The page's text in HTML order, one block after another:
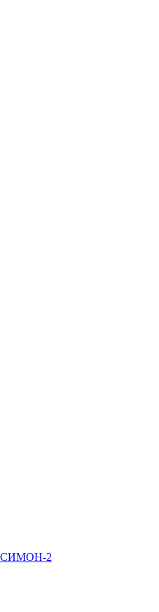
СИМОН-2